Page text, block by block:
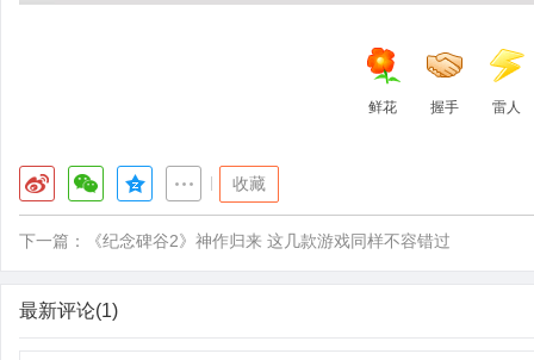
鲜花 握手 雷人
收藏
下一篇： 《纪念碑谷2》神作归来 这几款游戏同样不容错过
最新评论(1)